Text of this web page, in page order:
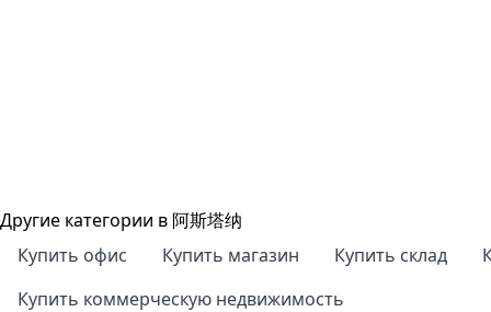
Другие категории в 阿斯塔纳
Купить офис
Купить магазин Купить склад
Купить коммерческую недвижимость